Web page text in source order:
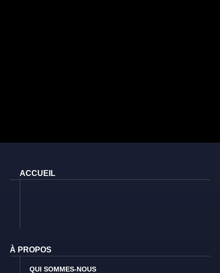
ACCUEIL
À PROPOS
QUI SOMMES-NOUS